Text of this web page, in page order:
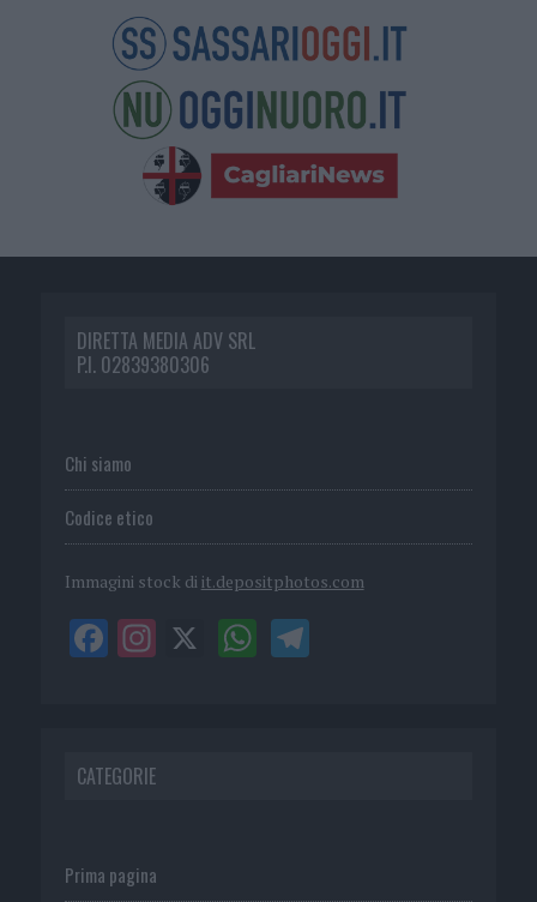
DIRETTA MEDIA ADV SRL
P.I. 02839380306
Chi siamo
Codice etico
Immagini stock di it.depositphotos.com
CATEGORIE
Prima pagina